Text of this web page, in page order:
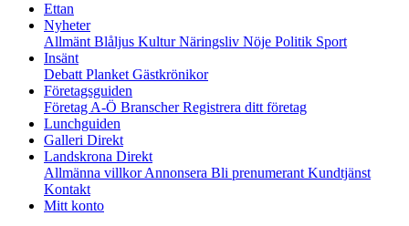
Ettan
Nyheter
Allmänt Blåljus KulturNäringsliv Nöje Politik Sport
Insänt
Debatt Planket Gästkrönikor
Företagsguiden
Företag A-Ö BranscherRegistrera ditt företag
Lunchguiden
Galleri Direkt
Landskrona Direkt
Allmänna villkorAnnonsera Bli prenumerant Kundtjänst
Kontakt
Mitt konto